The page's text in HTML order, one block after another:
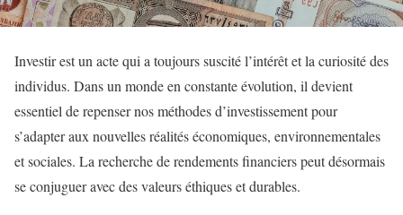
Investir est un acte qui a toujours suscité l’intérêt et la curiosité des
individus. Dans un monde en constante évolution, il devient
essentiel de repenser nos méthodes d’investissement pour
s’adapter aux nouvelles réalités économiques, environnementales
et sociales. La recherche de rendements financiers peut désormais
se conjuguer avec des valeurs éthiques et durables.